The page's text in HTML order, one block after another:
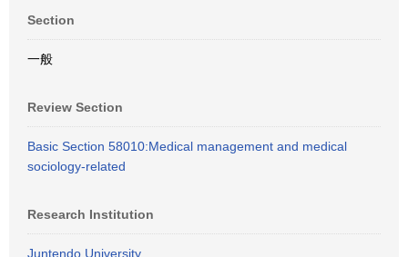
Section
一般
Review Section
Basic Section 58010:Medical management and medical
sociology-related
Research Institution
Juntendo University